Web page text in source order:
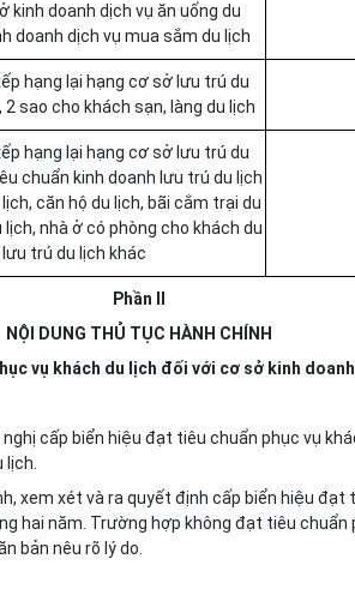
kinh doanh dịch vụ ăn uống du
doanh dịch vụ mua sắm du lịch
ếp hạng lại hạng cơ sở lưu trú du
2 sao cho khách sạn, làng du lịch
ếp hạng lại hạng cơ sở lưu trú du
êu chuẩn kinh doanh lưu trú du lịch
căn hộ du lịch, bãi cắm trại du
lịch, nhà ở có phòng cho khách du
trú du lịch khác
Phần II
NỘI DUNG THỦ TỤC HÀNH CHÍNH
vụ khách du lịch đối với cơ sở kinh
cấp biển hiệu đạt tiêu chuẩn phục vụ
lịch.
xem xét và ra quyết định cấp biển hiệu đạt
hai năm. Trường hợp không đạt tiêu chuẩn
bản nêu rõ lý do.